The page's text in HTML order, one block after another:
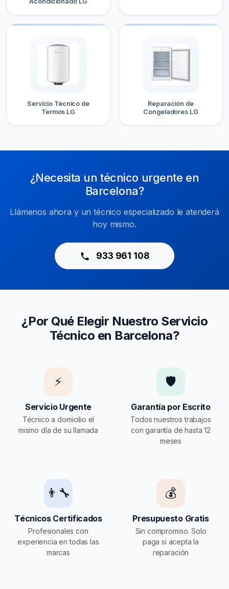
Servicio Técnico de
Termos LG
Reparación de
Congeladores LG
¿Necesita un técnico urgente en
Barcelona?
Llámenos ahora y un técnico especializado le atenderá
hoy mismo.
933 961 108
¿Por Qué Elegir Nuestro Servicio
Técnico en Barcelona?
⚡
Servicio Urgente
Técnico a domicilio el
mismo día de su llamada
🛡️
Garantía por Escrito
Todos nuestros trabajos
con garantía de hasta 12
meses
👨‍🔧
Técnicos Certificados
Profesionales con
experiencia en todas las
marcas
💰
Presupuesto Gratis
Sin compromiso. Solo
paga si acepta la
reparación